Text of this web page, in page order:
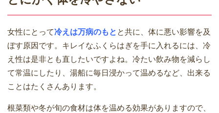
女性にとって冷えは万病のもと と共に、体に悪い影響を及
ぼす原因です。キレイなふくらはぎを手に入れるには、冷
え性は是非とも直したいですよね。冷たい飲み物を減らし
て常温にしたり、湯船に毎日浸かって温めるなど、出来る
ことはたくさんあります。
根菜類や冬が旬の食材は体を温める効果がありますので、